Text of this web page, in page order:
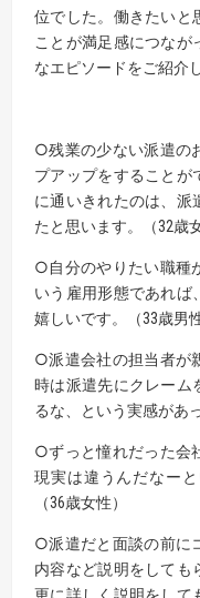
位でした。働きたいと
ことが満足感につなが
なエピソードをご紹介
○残業の少ない派遣の
プアップをすることが
に通いきれたのは、派
たと思います。（32歳
○自分のやりたい職種
いう雇用形態であれば
嬉しいです。（33歳男性
○派遣会社の担当者が
時は派遣先にクレーム
るな、という実感があ
○ずっと憧れだった会
現実は違うんだなー
（36歳女性）
○派遣だと面談の前に
内容など説明をしても